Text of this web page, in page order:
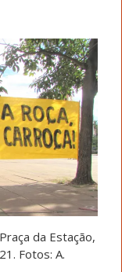
da Estação,
Fotos: A.